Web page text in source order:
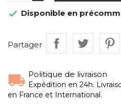
 Disponible en
Partager
Politique de livraison
Expédition en 24h.
en France et International.